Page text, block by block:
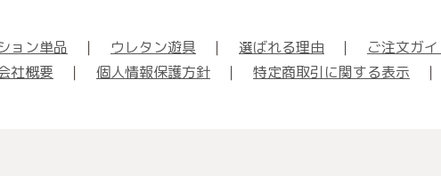
ョン単品 ｜ ウレタン遊具 ｜ 選ばれる理由 ｜ ご注文ガイ
社概要 ｜ 個人情報保護方針 ｜ 特定商取引に関する表示